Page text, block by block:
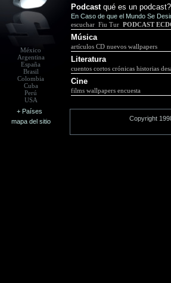
México
Argentina
España
Brasil
Colombia
Cuba
Perú
USA
+ Países
mapa del sitio
Podcast qué es un podcast?
En Caso de que el Mundo Se
escuchar Fiu Tur PODCAST
Música
artículos CD nuevos wallpapers
Literatura
cuentos cortos crónicas historias
Cine
films wallpapers encuesta
Copyright